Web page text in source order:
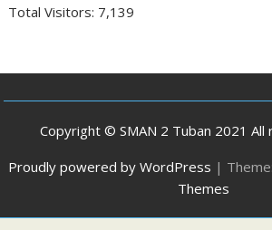
Total Visitors: 7,139
Copyright © SMAN 2 Tuban 2021
Proudly powered by WordPress |
Themes